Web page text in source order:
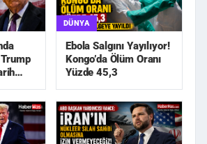
DÜNYA
Ebola Salgını Yayılıyor!
Kongo’da Ölüm Oranı
Yüzde 45,3